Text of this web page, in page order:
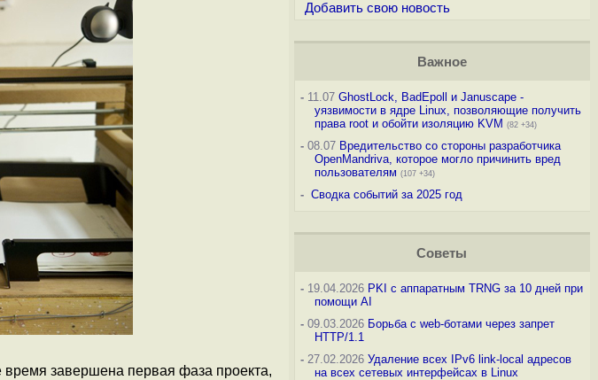
время завершена первая фаза проекта,
Добавить свою новость
Важное
-11.07 GhostLock, BadEpoll и Januscape -
уязвимости в ядре Linux, позволяющие получить
права root и обойти изоляцию KVM (82 +34)
-08.07 Вредительство со стороны разработчика
OpenMandriva, которое могло причинить вред
пользователям (107 +34)
- Сводка событий за 2025 год
Советы
-19.04.2026 PKI с аппаратным TRNG за 10 дней при
помощи AI
-09.03.2026 Борьба с web-ботами через запрет
HTTP/1.1
-27.02.2026 Удаление всех IPv6 link-local адресов
на всех сетевых интерфейсах в Linux